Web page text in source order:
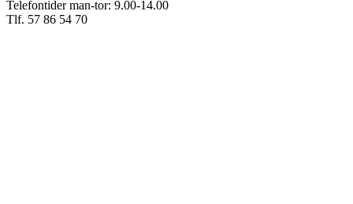
Telefontider man-tor: 9.00-14.00
Tlf. 57 86 54 70